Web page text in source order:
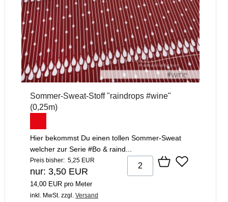
Sommer-Sweat-Stoff "raindrops #wine"
(0,25m)
Hier bekommst Du einen tollen Sommer-Sweat
welcher zur Serie #Bo & raind...
Preis bisher: 5,25 EUR
nur: 3,50 EUR
14,00 EUR pro Meter
inkl. MwSt. zzgl. Versand